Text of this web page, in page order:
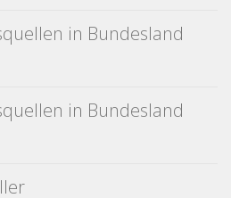
in Bundesland
in Bundesland